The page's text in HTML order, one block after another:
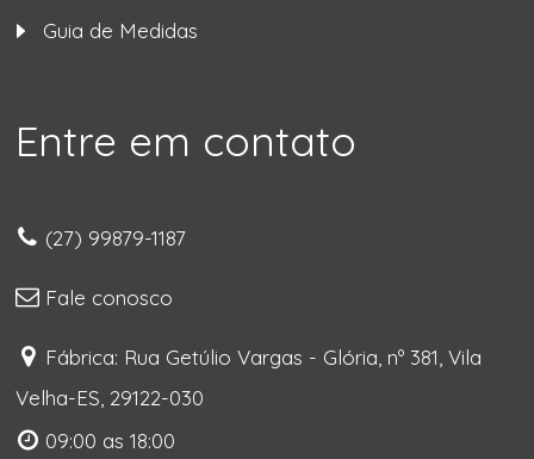
Guia de Medidas
Entre em contato
(27) 99879-1187
Fale conosco
Fábrica: Rua Getúlio Vargas - Glória, nº 381, Vila
Velha-ES, 29122-030
09:00 as 18:00